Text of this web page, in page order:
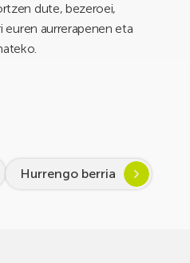
dute, bezeroei,
euren aurrerapenen eta
Hurrengo berria